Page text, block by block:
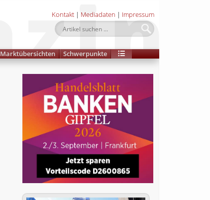
Kontakt | Mediadaten | Impressum
Marktübersichten Schwerpunkte